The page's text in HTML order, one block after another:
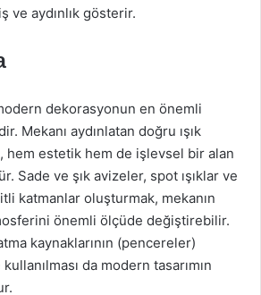
ve aydınlık gösterir.
dekorasyonun en önemli
Mekanı aydınlatan doğru ışık
hem estetik hem de işlevsel bir alan
Sade ve şık avizeler, spot ışıklar ve
katmanlar oluşturmak, mekanın
önemli ölçüde değiştirebilir.
kaynaklarının (pencereler)
da modern tasarımın